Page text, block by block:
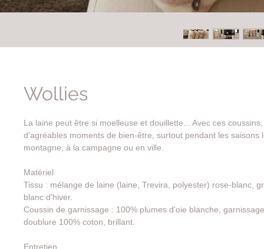
Wollies
La laine peut être si moelleuse et douillette... Avec ces
d'agréables moments de bien-être, surtout pendant les saisons
montagne, à la campagne ou en ville.
Matériel
Tissu : mélange de laine (laine, Trevira, polyester) rose-blanc,
blanc d'hiver.
Coussin de garnissage : 100% plumes d'oie blanche,
doublure 100% coton, brillant.
Entretien